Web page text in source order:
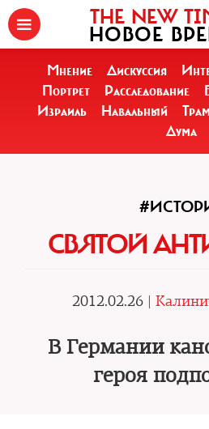
THE NEW
НОВОЕ
Мнение Дискуссия
Портрет
Расследование
Израиль
Навальный
Дума
СВЯТОЙ
2012.02.26 |
В Германии
героя